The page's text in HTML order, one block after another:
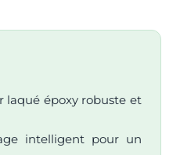
laqué époxy robuste et
intelligent pour un